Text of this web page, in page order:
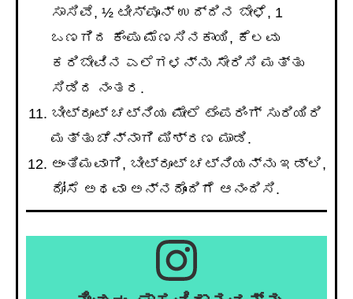
ಸಾಸಿವೆ, ½ ಟೀಸ್ಪೂನ್ ಉದ್ದಿನ ಬೇಳೆ, 1
ಒಣಗಿದ ಕೆಂಪು ಮೆಣಸಿನಕಾಯಿ, ಕೆಲವು
ಕರಿಬೇವಿನ ಎಲೆಗಳನ್ನು ಸೇರಿಸಿ ಮತ್ತು
ಸಿಡಿದ ನಂತರ.
ಬೀಟ್ರೂಟ್ ಚಟ್ನಿಯ ಮೇಲೆ ಟೆಂಪರಿಂಗ್ ಸುರಿಯಿರಿ
ಮತ್ತು ಚೆನ್ನಾಗಿ ಮಿಶ್ರಣ ಮಾಡಿ.
ಅಂತಿಮವಾಗಿ, ಬೀಟ್ರೂಟ್ ಚಟ್ನಿಯನ್ನು ಇಡ್ಲಿ,
ದೋಸೆ ಅಥವಾ ಅನ್ನದೊಂದಿಗೆ ಆನಂದಿಸಿ.